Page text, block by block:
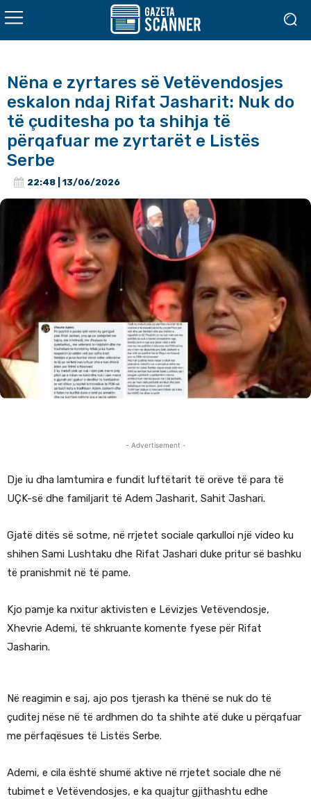
Nëna e zyrtares së Vetëvendosjes
eskalon ndaj Rifat Jasharit: Nuk do
të çuditesha po ta shihja të
përqafuar me zyrtarët e Listës
Serbe
22:48 | 13/06/2026
- Advertisement -
Dje iu dha lamtumira e fundit luftëtarit të orëve të para të
UÇK-së dhe familjarit të Adem Jasharit, Sahit Jashari.
Gjatë ditës së sotme, në rrjetet sociale qarkulloi një video ku
shihen Sami Lushtaku dhe Rifat Jashari duke pritur së bashku
të pranishmit në të pame.
Kjo pamje ka nxitur aktivisten e Lëvizjes Vetëvendosje,
Xhevrie Ademi, të shkruante komente fyese për Rifat
Jasharin.
Në reagimin e saj, ajo pos tjerash ka thënë se nuk do të
çuditej nëse në të ardhmen do ta shihte atë duke u përqafuar
me përfaqësues të Listës Serbe.
Ademi, e cila është shumë aktive në rrjetet sociale dhe në
tubimet e Vetëvendosjes, e ka quajtur gjithashtu edhe